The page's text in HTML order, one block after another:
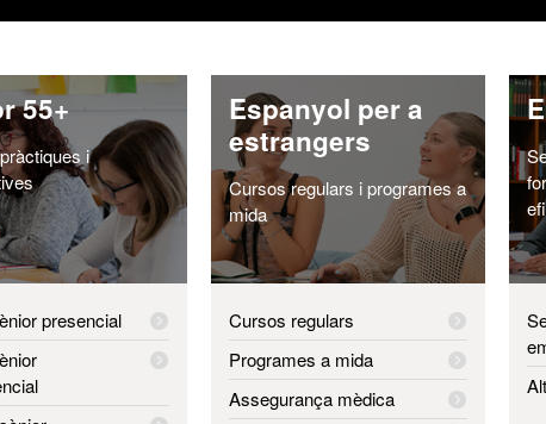
55+
i
presencial
Espanyol per a
estrangers
Cursos regulars i programes a
mida
Cursos regulars
Programes a mida
Assegurança mèdica